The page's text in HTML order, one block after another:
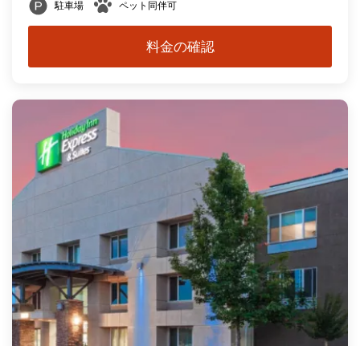
駐車場 ペット同伴可
料金の確認